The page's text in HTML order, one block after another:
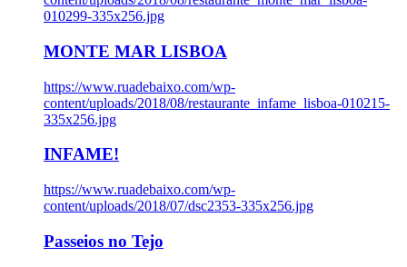
010299-335x256.jpg
MONTE MAR LISBOA
https://www.ruadebaixo.com/wp-
content/uploads/2018/08/restaurante_infame_lisboa-010215-
335x256.jpg
INFAME!
https://www.ruadebaixo.com/wp-
content/uploads/2018/07/dsc2353-335x256.jpg
Passeios no Tejo